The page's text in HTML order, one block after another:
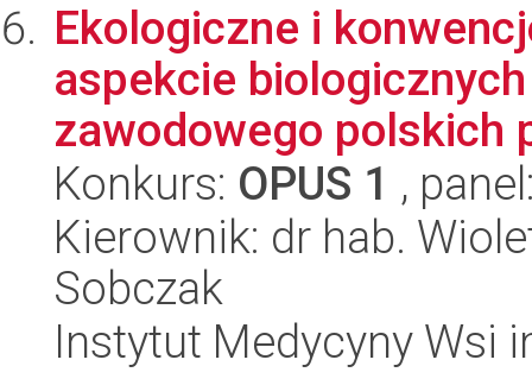
Ekologiczne i
aspekcie
zawodowego polskich
Konkurs: OPUS 1 ,
Kierownik: dr hab.
Sobczak
Instytut Medycyny Wsi